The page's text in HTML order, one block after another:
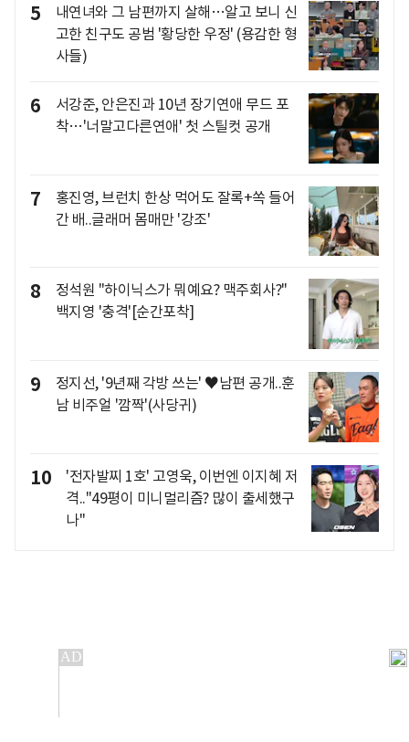
5
내연녀와 그 남편까지 살해…알고 보니 신
고한 친구도 공범 '황당한 우정' (용감한 형
사들)
6
서강준, 안은진과 10년 장기연애 무드 포
착…'너말고다른연애' 첫 스틸컷 공개
7
홍진영, 브런치 한상 먹어도 잘록+쏙 들어
간 배..글래머 몸매만 '강조'
8
정석원 "하이닉스가 뭐예요? 맥주회사?"
백지영 '충격'[순간포착]
9
정지선, '9년째 각방 쓰는' ♥남편 공개..훈
남 비주얼 '깜짝'(사당귀)
10
'전자발찌 1호' 고영욱, 이번엔 이지혜 저
격.."49평이 미니멀리즘? 많이 출세했구
나"